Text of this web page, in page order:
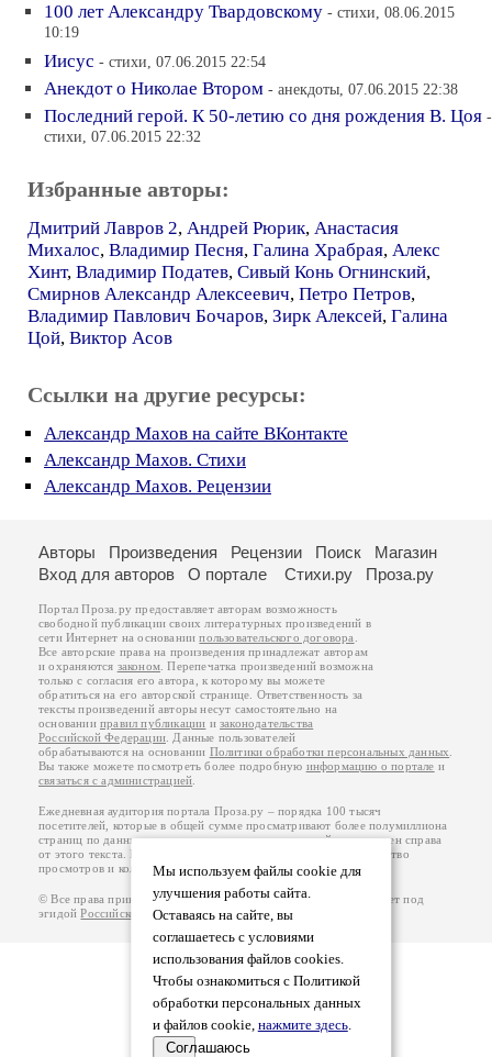
100 лет Александру Твардовскому - стихи, 08.06.2015
10:19
Иисус - стихи, 07.06.2015 22:54
Анекдот о Николае Втором - анекдоты, 07.06.2015 22:38
Последний герой. К 50-летию со дня рождения В. Цоя -
стихи, 07.06.2015 22:32
Избранные авторы:
Дмитрий Лавров 2, Андрей Рюрик, Анастасия
Михалос, Владимир Песня, Галина Храбрая, Алекс
Хинт, Владимир Податев, Сивый Конь Огнинский,
Смирнов Александр Алексеевич, Петро Петров,
Владимир Павлович Бочаров, Зирк Алексей, Галина
Цой, Виктор Асов
Ссылки на другие ресурсы:
Александр Махов на сайте ВКонтакте
Александр Махов. Стихи
Александр Махов. Рецензии
Мы используем файлы cookie для
улучшения работы сайта.
Оставаясь на сайте, вы
соглашаетесь с условиями
использования файлов cookies.
Чтобы ознакомиться с Политикой
обработки персональных данных
и файлов cookie, нажмите здесь.
Соглашаюсь
Авторы Произведения Рецензии Поиск
Магазин
Вход для авторов
О портале Стихи.ру Проза.ру
Портал Проза.ру предоставляет авторам возможность
свободной публикации своих литературных произведений в
сети Интернет на основаниипользовательского договора
Все авторские права на произведения принадлежат авторам
и охраняются законом . Перепечатка произведений возможна
только с согласия его автора, к которому вы можете
обратиться на его авторской странице. Ответственность за
тексты произведений авторы несут самостоятельно на
основанииправил публикации изаконодательства
Российской Федерации . Данные пользователей
обрабатываются на основании Политики обработки персональных данных
Вы также можете посмотреть более подробную информацию о портале и
связаться с администрацией
Ежедневная аудитория портала Проза.ру – порядка 100 тысяч
посетителей, которые в общей сумме просматривают более полумиллиона
страниц по данным счетчика посещаемости, который расположен справа
от этого текста. В каждой графе указано по две цифры: количество
просмотров и количество посетителей.
© Все права принадлежат авторам, 2000-2026. Портал работает под
эгидойРоссийского союза писателей.18+